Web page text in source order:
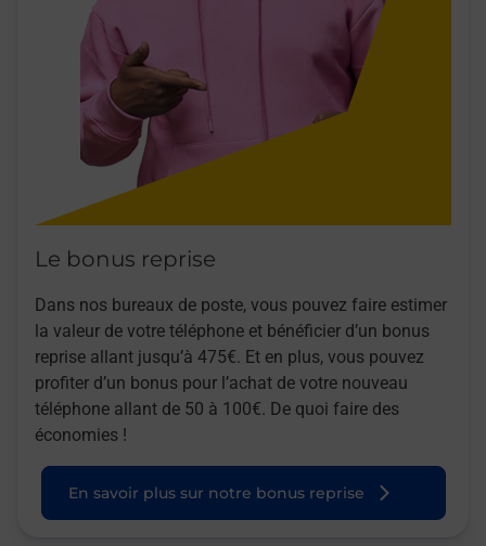
Le bonus reprise
Dans nos bureaux de poste, vous pouvez faire estimer
la valeur de votre téléphone et bénéficier d’un bonus
reprise allant jusqu’à 475€. Et en plus, vous pouvez
profiter d’un bonus pour l’achat de votre nouveau
téléphone allant de 50 à 100€. De quoi faire des
économies !
En savoir plus sur notre bonus reprise